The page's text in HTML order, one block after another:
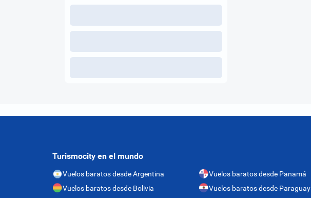
Turismocity en el mundo
Vuelos baratos desde Argentina
Vuelos baratos desde Bolivia
Vuelos baratos desde Panamá
Vuelos baratos desde Paraguay